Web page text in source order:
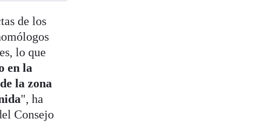
de los
lo que
en la
la zona
", ha
Consejo